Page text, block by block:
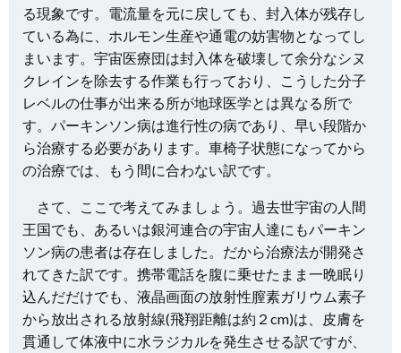
る現象です。電流量を元に戻しても、封入体が残存し
ている為に、ホルモン生産や通電の妨害物となってし
まいます。宇宙医療団は封入体を破壊して余分なシヌ
クレインを除去する作業も行っており、こうした分子
レベルの仕事が出来る所が地球医学とは異なる所で
す。パーキンソン病は進行性の病であり、早い段階か
ら治療する必要があります。車椅子状態になってから
の治療では、もう間に合わない訳です。
さて、ここで考えてみましょう。過去世宇宙の人間
王国でも、あるいは銀河連合の宇宙人達にもパーキン
ソン病の患者は存在しました。だから治療法が開発さ
れてきた訳です。携帯電話を腹に乗せたまま一晩眠り
込んだだけでも、液晶画面の放射性膣素ガリウム素子
から放出される放射線(飛翔距離は約２cm)は、皮膚を
貫通して体液中に水ラジカルを発生させる訳ですが、